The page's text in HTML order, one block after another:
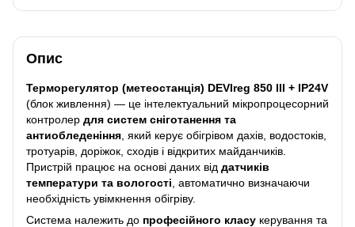
Опис
Терморегулятор (метеостанція) DEVIreg 850 III + IP24V
(блок живлення) — це інтелектуальний мікропроцесорний
контролер для систем сніготанення та
антиобледеніння , який керує обігрівом дахів, водостоків,
тротуарів, доріжок, сходів і відкритих майданчиків.
Пристрій працює на основі даних від датчиків
температури та вологості , автоматично визначаючи
необхідність увімкнення обігріву.
Система належить до професійного класу керування та